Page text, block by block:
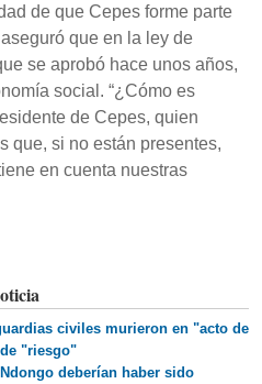
de que Cepes forme parte
que en la ley de
se aprobó hace unos años,
social. “¿Cómo es
de Cepes, quien
que, si no están presentes,
en cuenta nuestras
civiles murieron en "acto de
"riesgo"
deberían haber sido